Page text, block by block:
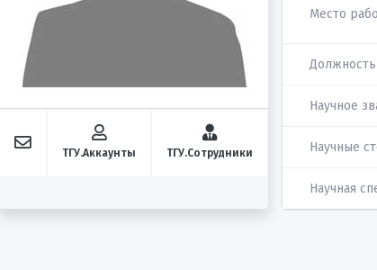
ТГУ.Аккаунты ТГУ.Сотрудники
Место
Должность
Научное
Научные
Научная